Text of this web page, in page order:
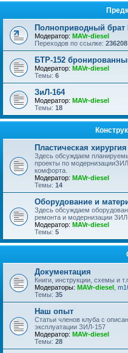
Полноприводный брат
Модератор: MAVr-diesel
Переходов по ссылке: 236208
БТР-152
Модератор: MAVr-diesel
Темы: 6
ЗиЛ-164
Модератор: MAVr-diesel
Темы: 18
Пластическая хирургия
Здесь обсуждаем
проекты по
комфорта.
Модератор: MAVr-diesel
Темы: 14
Оборудование и
Здесь обсуждаем
ремонта и модернизации
Модератор: MAVr-diesel
Темы: 5
Документация
Книги, инструкции, схемы и
Модераторы: MAVr-diesel
Темы: 35
Наш опыт
Статьи членов клуба с
эксплуатации ЗИЛ-157
Модератор: MAVr-diesel
Темы: 28